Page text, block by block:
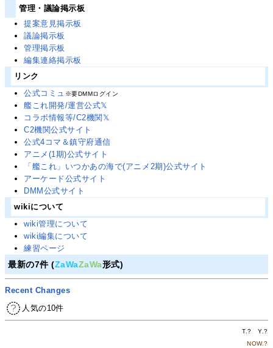
管理・議論掲示板
提案意見掲示板
議論掲示板
管理掲示板
編集連絡掲示板
リンク
公式コミュ ※要DMMログイン
艦これ開発/運営公式𝕏
コラボ情報等/C2機関𝕏
C2機関公式サイト
公式4コマ＆鎮守府通信
アニメ(1期)公式サイト
「艦これ」いつかあの海で(アニメ2期)公式サイト
アーケード公式サイト
DMM公式サイト
wikiについて
wiki管理について
wiki編集について
練習ページ
最新の7件 (ZaWaZaWa形式)
Recent Changes
人気の10件
T.? Y.?
NOW.?